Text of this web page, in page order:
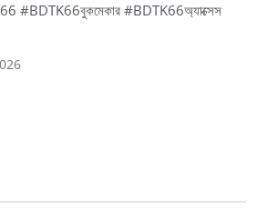
#BDTK66বুকমেকার #BDTK66অ্যাক্সেস